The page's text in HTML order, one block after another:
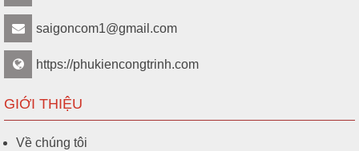
saigoncom1@gmail.com
https://phukiencongtrinh.com
GIỚI THIỆU
Về chúng tôi